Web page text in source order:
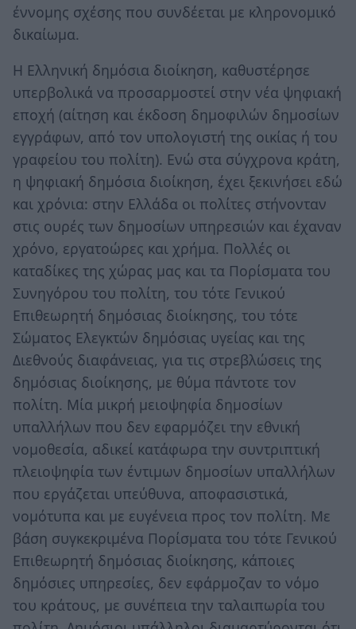
έννομης σχέσης που συνδέεται με κληρονομικό
δικαίωμα.
Η Ελληνική δημόσια διοίκηση, καθυστέρησε
υπερβολικά να προσαρμοστεί στην νέα ψηφιακή
εποχή (αίτηση και έκδοση δημοφιλών δημοσίων
εγγράφων, από τον υπολογιστή της οικίας ή του
γραφείου του πολίτη). Ενώ στα σύγχρονα κράτη,
η ψηφιακή δημόσια διοίκηση, έχει ξεκινήσει εδώ
και χρόνια: στην Ελλάδα οι πολίτες στήνονταν
στις ουρές των δημοσίων υπηρεσιών και έχαναν
χρόνο, εργατοώρες και χρήμα. Πολλές οι
καταδίκες της χώρας μας και τα Πορίσματα του
Συνηγόρου του πολίτη, του τότε Γενικού
Επιθεωρητή δημόσιας διοίκησης, του τότε
Σώματος Ελεγκτών δημόσιας υγείας και της
Διεθνούς διαφάνειας, για τις στρεβλώσεις της
δημόσιας διοίκησης, με θύμα πάντοτε τον
πολίτη. Μία μικρή μειοψηφία δημοσίων
υπαλλήλων που δεν εφαρμόζει την εθνική
νομοθεσία, αδικεί κατάφωρα την συντριπτική
πλειοψηφία των έντιμων δημοσίων υπαλλήλων
που εργάζεται υπεύθυνα, αποφασιστικά,
νομότυπα και με ευγένεια προς τον πολίτη. Με
βάση συγκεκριμένα Πορίσματα του τότε Γενικού
Επιθεωρητή δημόσιας διοίκησης, κάποιες
δημόσιες υπηρεσίες, δεν εφάρμοζαν το νόμο
του κράτους, με συνέπεια την ταλαιπωρία του